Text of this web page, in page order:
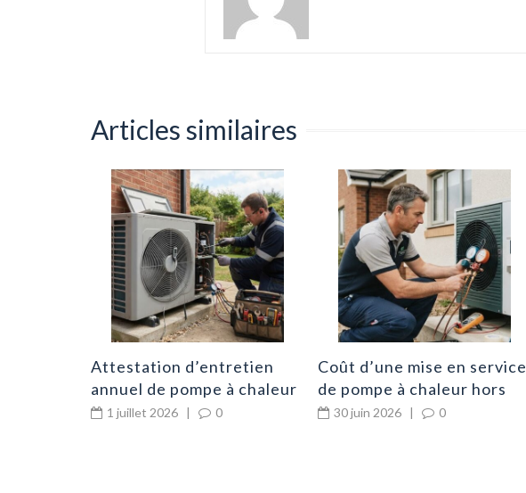
Articles similaires
Attestation d’entretien
annuel de pompe à chaleur
: document indispensable
1 juillet 2026 | 0
Coût d’une mise en service
de pompe à chaleur hors
achat matériel
30 juin 2026 | 0